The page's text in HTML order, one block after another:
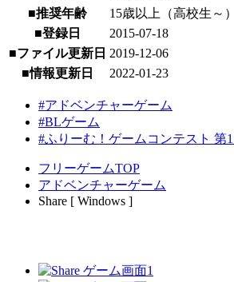
■推奨年齢
15歳以上（高校生～）
■登録日
2015-07-18
■ファイル更新日 2019-12-06
■情報更新日
2022-01-23
#アドベンチャーゲーム
#BLゲーム
#ふりーむ！ゲームコンテスト 第
フリーゲームTOP
アドベンチャーゲーム
Share [ Windows ]